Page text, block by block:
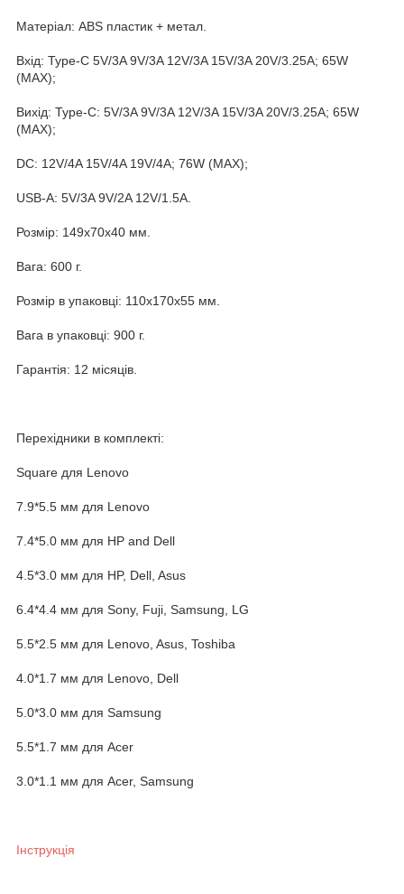
Матеріал: ABS пластик + метал.
Вхід: Type-C 5V/3A 9V/3A 12V/3A 15V/3A 20V/3.25A; 65W
(MAX);
Вихід: Type-C: 5V/3A 9V/3A 12V/3A 15V/3A 20V/3.25A; 65W
(MAX);
DC: 12V/4A 15V/4A 19V/4A; 76W (MAX);
USB-A: 5V/3A 9V/2A 12V/1.5A.
Розмір: 149х70х40 мм.
Вага: 600 г.
Розмір в упаковці: 110x170x55 мм.
Вага в упаковці: 900 г.
Гарантія: 12 місяців.
Перехідники в комплекті:
Square для Lenovo
7.9*5.5 мм для Lenovo
7.4*5.0 мм для HP and Dell
4.5*3.0 мм для HP, Dell, Asus
6.4*4.4 мм для Sony, Fuji, Samsung, LG
5.5*2.5 мм для Lenovo, Asus, Toshiba
4.0*1.7 мм для Lenovo, Dell
5.0*3.0 мм для Samsung
5.5*1.7 мм для Acer
3.0*1.1 мм для Acer, Samsung
Інструкція